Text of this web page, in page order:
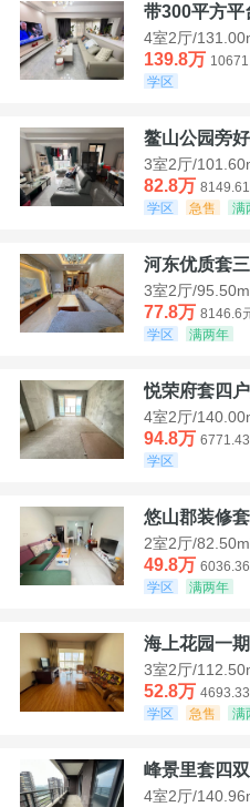
带300平方平
4室2厅/
139.8万
学区
鳌山公园旁
3室2厅/
82.8万 8149.61
学区
急售 满
河东优质套
3室2厅/
77.8万 8146.6
学区
满两年
4室2厅/
94.8万 6771.43
学区
悠山郡装修
2室2厅/
49.8万 6036.36
学区
满两年
海上花园一
3室2厅/
52.8万 4693.33
学区
急售 满
4室2厅/